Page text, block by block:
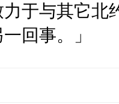
于与其它北
回事。」